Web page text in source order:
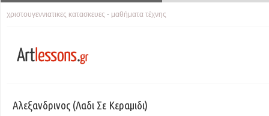
χριστουγεννιατικες κατασκευες - μαθήματα τέχνης
Αλεξανδρινος (λαδι Σε Κεραμιδι)